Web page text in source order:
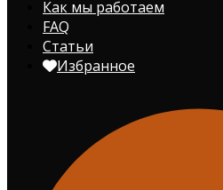
Как мы работаем
FAQ
Статьи
Избранное